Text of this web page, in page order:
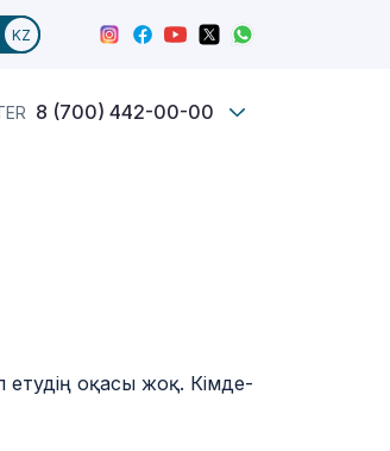
8 (700) 442-00-00
етудің оқасы жоқ. Кімде-